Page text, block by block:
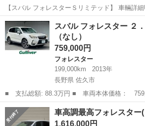
【スバル フォレスターＳリミテッド】 車輛詳細URL ↓↓
https://www.otoron.jp/lists/detail?carno=036885 【装備】 4WD メモリ
ーナビ フルセグTV HI...
山梨 中巨摩郡
スバル フォレスター ２
（なし）
759,000円
フォレスター
199,000km
2013年
長野県 佐久市
■ 支払総額: 88.3万円 ■ 車両本体価格： 759,000 円 ■ メーカー
名： スバル ■ 車種名： フォレスター ■ グ
ＸＴ アイサイト ■ 排気量： 2000cc ■ ド
長野 佐久市 フォレスター
車高調最高フォレスター(
1,616,000円